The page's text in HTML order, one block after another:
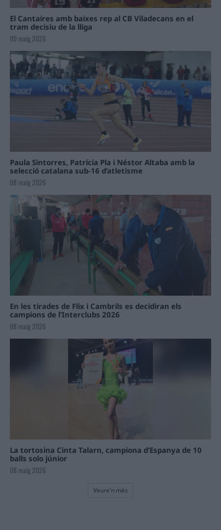
El Cantaires amb baixes rep al CB Viladecans en el
tram decisiu de la lliga
09 maig 2026
Paula Sintorres, Patrícia Pla i Néstor Altaba amb la
selecció catalana sub-16 d’atletisme
08 maig 2026
En les tirades de Flix i Cambrils es decidiran els
campions de l’Interclubs 2026
08 maig 2026
La tortosina Cinta Talarn, campiona d’Espanya de 10
balls solo júnior
08 maig 2026
Veure'n més